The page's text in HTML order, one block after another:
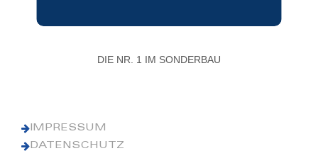
DIE NR. 1 IM SONDERBAU
IMPRESSUM
DATENSCHUTZ